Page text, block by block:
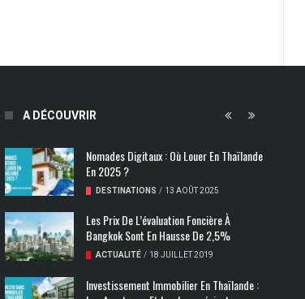
A DÉCOUVRIR
Nomades Digitaux : Où Louer En Thaïlande
En 2025 ?
DESTINATIONS / 13 AOÛT 2025
Les Prix De L’évaluation Foncière À
Bangkok Sont En Hausse De 2,5%
ACTUALITÉ / 18 JUILLET 2019
Investissement Immobilier En Thaïlande :